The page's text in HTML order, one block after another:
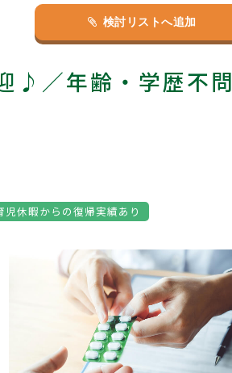
検討リストへ追加
♪／年齢・学歴不問
児休暇からの復帰実績あり